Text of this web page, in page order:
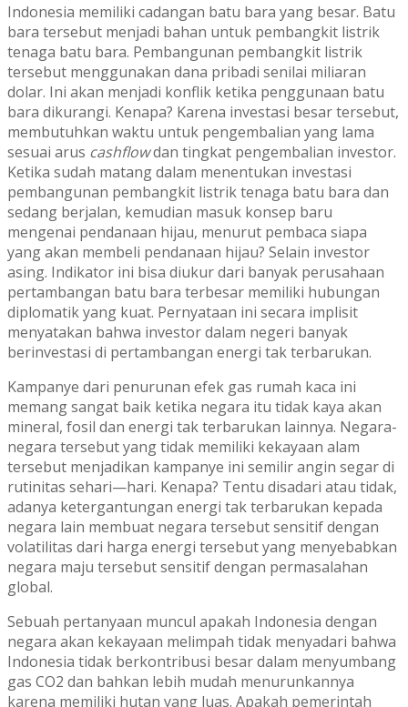
Indonesia memiliki cadangan batu bara yang besar. Batu
bara tersebut menjadi bahan untuk pembangkit listrik
tenaga batu bara. Pembangunan pembangkit listrik
tersebut menggunakan dana pribadi senilai miliaran
dolar. Ini akan menjadi konflik ketika penggunaan batu
bara dikurangi. Kenapa? Karena investasi besar tersebut,
membutuhkan waktu untuk pengembalian yang lama
sesuai arus cashflowdan tingkat pengembalian investor.
Ketika sudah matang dalam menentukan investasi
pembangunan pembangkit listrik tenaga batu bara dan
sedang berjalan, kemudian masuk konsep baru
mengenai pendanaan hijau, menurut pembaca siapa
yang akan membeli pendanaan hijau? Selain investor
asing. Indikator ini bisa diukur dari banyak perusahaan
pertambangan batu bara terbesar memiliki hubungan
diplomatik yang kuat. Pernyataan ini secara implisit
menyatakan bahwa investor dalam negeri banyak
berinvestasi di pertambangan energi tak terbarukan.
Kampanye dari penurunan efek gas rumah kaca ini
memang sangat baik ketika negara itu tidak kaya akan
mineral, fosil dan energi tak terbarukan lainnya. Negara-
negara tersebut yang tidak memiliki kekayaan alam
tersebut menjadikan kampanye ini semilir angin segar di
rutinitas sehari—hari. Kenapa? Tentu disadari atau tidak,
adanya ketergantungan energi tak terbarukan kepada
negara lain membuat negara tersebut sensitif dengan
volatilitas dari harga energi tersebut yang menyebabkan
negara maju tersebut sensitif dengan permasalahan
global.
Sebuah pertanyaan muncul apakah Indonesia dengan
negara akan kekayaan melimpah tidak menyadari bahwa
Indonesia tidak berkontribusi besar dalam menyumbang
gas CO2 dan bahkan lebih mudah menurunkannya
karena memiliki hutan yang luas. Apakah pemerintah